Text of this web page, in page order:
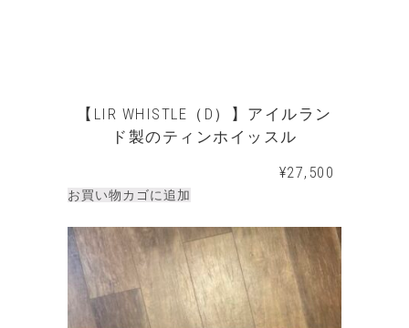
【LIR WHISTLE（D）】アイルラン
ド製のティンホイッスル
¥27,500
お買い物カゴに追加